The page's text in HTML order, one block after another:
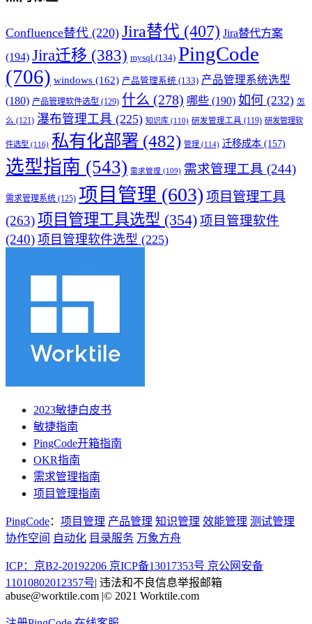
Confluence替代 (220) Jira替代 (407) Jira替代方案
(194) Jira迁移 (383) mysql (134) PingCode
(706) windows (162) 产品管理系统 (133) 产品管理系统选型
(180) 产品管理软件选型 (129) 什么 (278) 哪些 (190) 如何 (232) 怎
么 (121) 瀑布管理工具 (225) 知识库 (110) 研发管理工具 (119) 研发管理软
件选型 (116) 私有化部署 (482) 管理 (114) 迁移成本 (157)
选型指南 (543) 需求管理 (109) 需求管理工具 (244)
需求管理系统 (125) 项目管理 (603) 项目管理工具
(263)项目管理工具选型 (354) 项目管理软件
(240) 项目管理软件选型 (225)
2023敏捷白皮书
敏捷指南
PingCode开箱指南
OKR指南
需求管理指南
项目管理指南
PingCode： 项目管理 产品管理 知识管理 效能管理 测试管理
协作空间 自动化 目录服务 万象方舟
ICP：京B2-20192206 京ICP备13017353号 京公网安备
11010802012357号| 违法和不良信息举报邮箱
abuse@worktile.com |© 2021 Worktile.com